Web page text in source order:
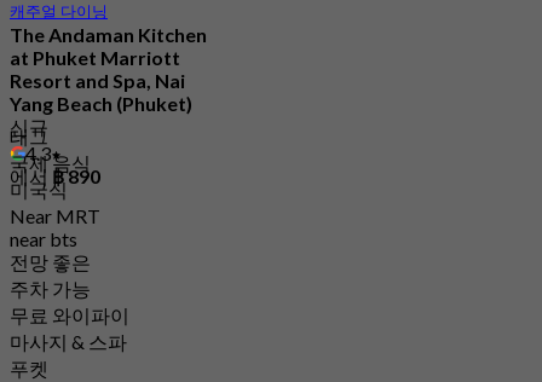
캐주얼 다이닝
The Andaman Kitchen
at Phuket Marriott
Resort and Spa, Nai
Yang Beach (Phuket)
신규
4.3
에서 ฿ 890
태그
국제 음식
미국식
Near MRT
near bts
전망 좋은
주차 가능
무료 와이파이
마사지 & 스파
푸켓